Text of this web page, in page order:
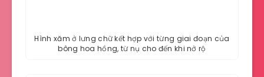
Hình xăm ở lưng chữ kết hợp với từng giai đoạn của
bông hoa hồng, từ nụ cho đến khi nở rộ